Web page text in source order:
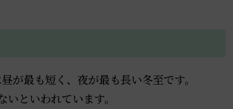
が最も短く、夜が最も長い冬至です。
といわれています。